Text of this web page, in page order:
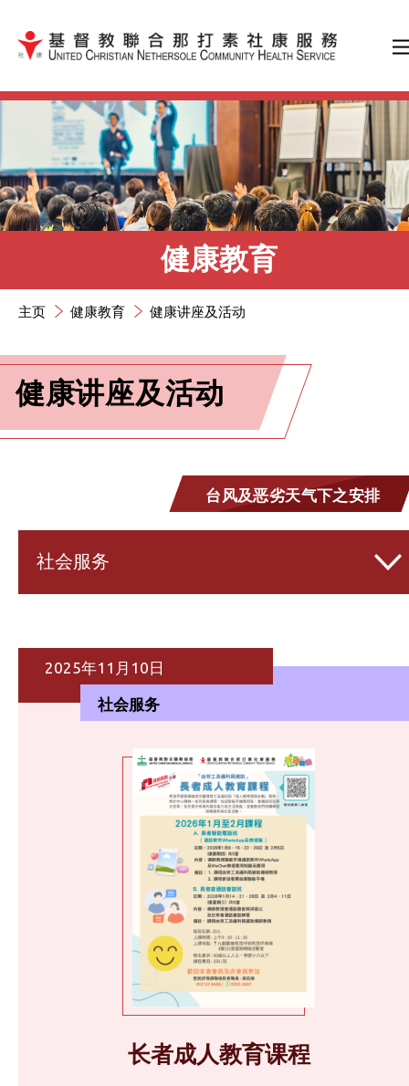
跳到内容（按输入键）
健康教育
主页 健康教育 健康讲座及活动
健康讲座及活动
台风及恶劣天气下之安排
社会服务
2025年11月10日
社会服务
长者成人教育课程